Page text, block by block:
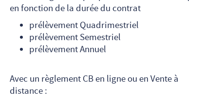
en fonction de la durée du contrat
prélèvement Quadrimestriel
prélèvement Semestriel
prélèvement Annuel
Avec un règlement CB en ligne ou en Vente à
distance :